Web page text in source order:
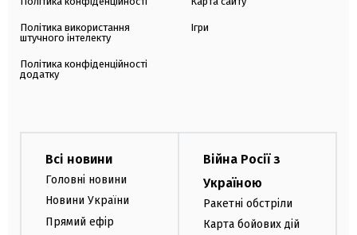
Політика використання
штучного інтелекту
Політика конфіденційності
додатку
Ігри
Всі новини
Головні новини
Новини України
Прямий ефір
Війна Росії з
Україною
Ракетні обстріли
Карта бойових дій